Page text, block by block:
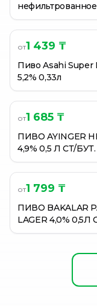
0,45 л
от1 439 ₸
Пиво Asahi Super
5,2% 0,33л
от1 685 ₸
ПИВО AYINGER
4,9% 0,5 Л СТ/БУТ.
от1 799 ₸
ПИВО BAKALAR
LAGER 4,0% 0,5Л